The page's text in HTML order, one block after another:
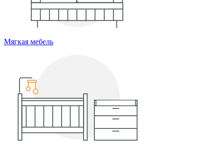
Мягкая мебель